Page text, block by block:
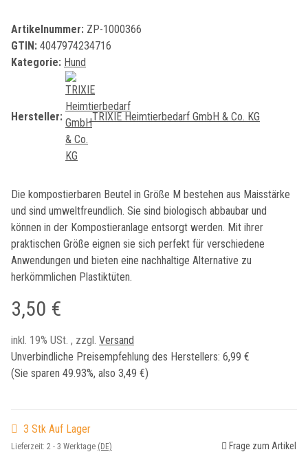
Artikelnummer: ZP-1000366
GTIN: 4047974234716
Kategorie: Hund
Hersteller: TRIXIE Heimtierbedarf GmbH & Co. KG
Die kompostierbaren Beutel in Größe M bestehen aus Maisstärke
und sind umweltfreundlich. Sie sind biologisch abbaubar und
können in der Kompostieranlage entsorgt werden. Mit ihrer
praktischen Größe eignen sie sich perfekt für verschiedene
Anwendungen und bieten eine nachhaltige Alternative zu
herkömmlichen Plastiktüten.
3,50 €
inkl. 19% USt. , zzgl. Versand
Unverbindliche Preisempfehlung des Herstellers: 6,99 €
(Sie sparen 49.93%, also 3,49 €)
3 Stk Auf Lager
Lieferzeit: 2 - 3 Werktage (DE) Frage zum Artikel